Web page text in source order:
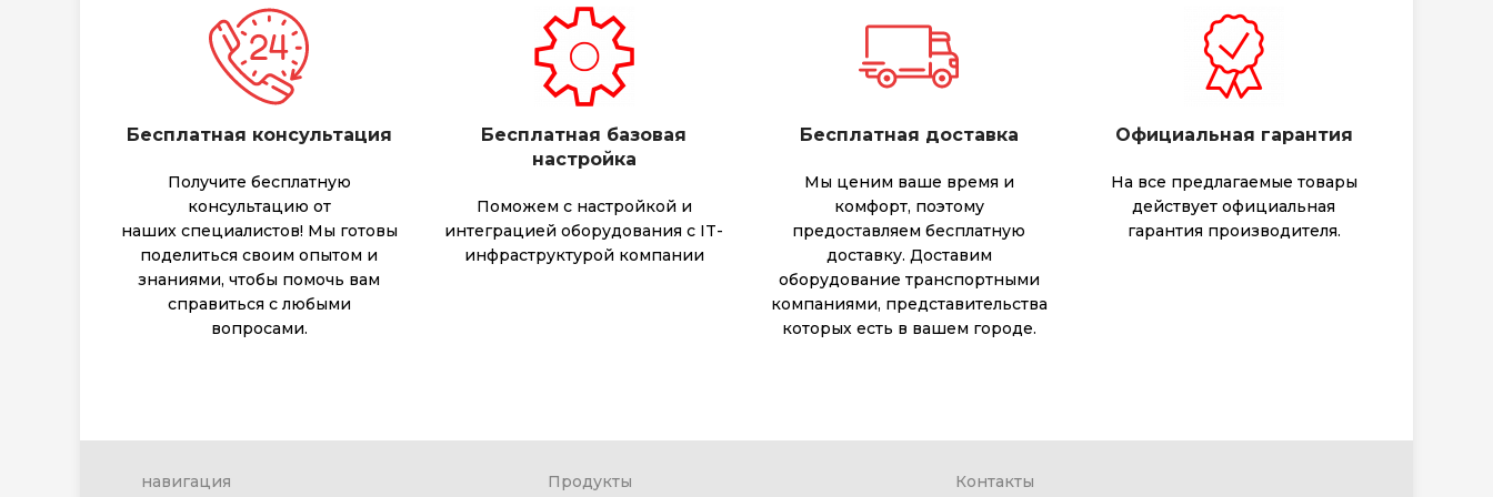
Бесплатная консультация
Получите бесплатную
консультацию от
наших специалистов! Мы готовы
поделиться своим опытом и
знаниями, чтобы помочь вам
справиться с любыми
вопросами.
Бесплатная базовая
настройка
Поможем с настройкой и
интеграцией оборудования с IT-
инфраструктурой компании
Бесплатная доставка
Мы ценим ваше время и
комфорт, поэтому
предоставляем бесплатную
доставку. Доставим
оборудование транспортными
компаниями, представительства
которых есть в вашем городе.
Официальная гарантия
На все предлагаемые товары
действует официальная
гарантия производителя.
навигация Продукты Контакты